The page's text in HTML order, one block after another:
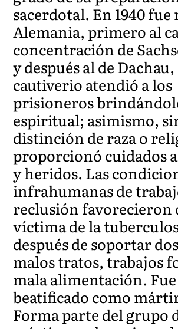
sacerdotal. En 1940
Alemania, primero al
concentración de
y después al de
cautiverio atendió a los
prisioneros
espiritual; asimismo,
distinción de raza o
proporcionó cuidados
y heridos. Las
infrahumanas de
reclusión favorecieron
víctima de la
después de soportar
malos tratos, trabajos
mala alimentación. Fue
beatificado como mártir
Forma parte del grupo